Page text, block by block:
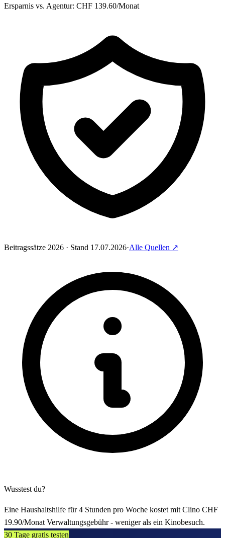
Ersparnis vs. Agentur: CHF 139.60/Monat
Beitragssätze 2026 · Stand 17.07.2026·Alle Quellen ↗
Wusstest du?
Eine Haushaltshilfe für 4 Stunden pro Woche kostet mit Clino CHF
19.90/Monat Verwaltungsgebühr - weniger als ein Kinobesuch.
30 Tage gratis testen